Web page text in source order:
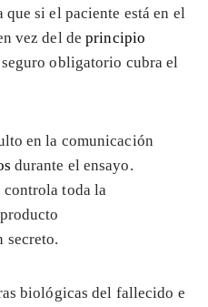
si el paciente está en el
vez del deprincipio
obligatorio cubra el
en la comunicación
durante el ensayo.
controla toda la
secreto.
biológicas del fallecido e